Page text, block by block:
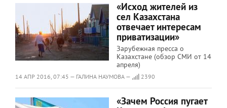
«Исход жителей из
сел Казахстана
отвечает интересам
приватизации»
Зарубежная пресса о
Казахстане (обзор СМИ от 14
апреля)
14 АПР 2016, 07:45 — ГАЛИНА НАУМОВА — 2390
«Зачем Россия пугает